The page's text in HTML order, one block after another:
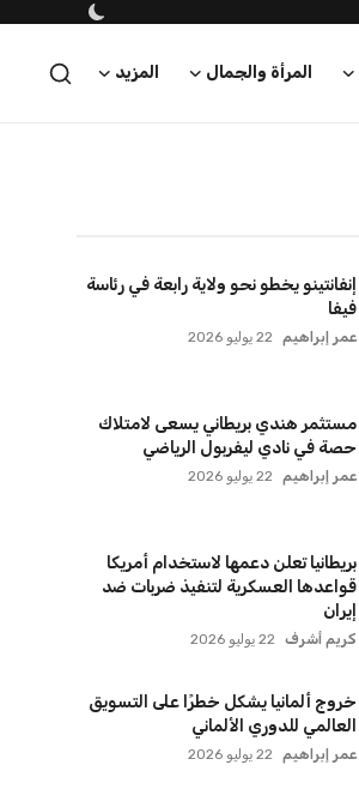
المرأة والجمال المزيد
إنفانتينو يخطو نحو ولاية رابعة في رئاسة
فيفا
عمر إبراهيم 22 يوليو 2026
مستثمر هندي بريطاني يسعى لامتلاك
حصة في نادي ليفربول الرياضي
عمر إبراهيم 22 يوليو 2026
بريطانيا تعلن دعمها لاستخدام أمريكا
قواعدها العسكرية لتنفيذ ضربات ضد
إيران
كريم أشرف 22 يوليو 2026
خروج ألمانيا يشكل خطرًا على التسويق
العالمي للدوري الألماني
عمر إبراهيم 22 يوليو 2026